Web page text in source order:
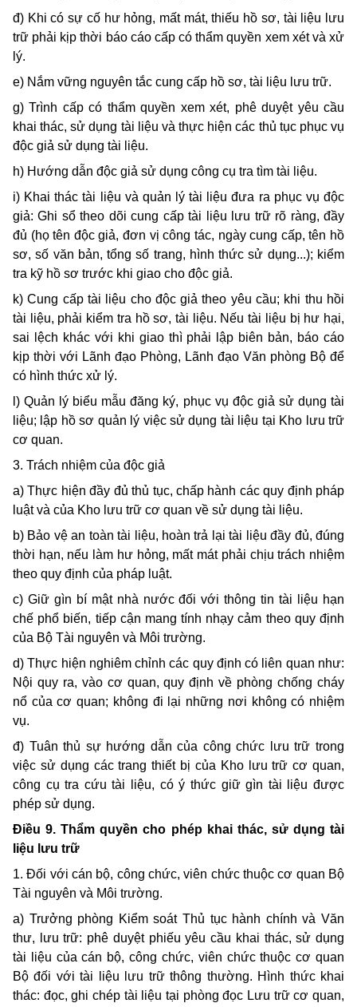
đ) Khi có sự cố hư hỏng, mất mát, thiếu hồ sơ, tài liệu lưu
trữ phải kịp thời báo cáo cấp có thẩm quyền xem xét và xử
lý.
e) Nắm vững nguyên tắc cung cấp hồ sơ, tài liệu lưu trữ.
g) Trình cấp có thẩm quyền xem xét, phê duyệt yêu cầu
khai thác, sử dụng tài liệu và thực hiện các thủ tục phục vụ
độc giả sử dụng tài liệu.
h) Hướng dẫn độc giả sử dụng công cụ tra tìm tài liệu.
i) Khai thác tài liệu và quản lý tài liệu đưa ra phục vụ độc
giả: Ghi sổ theo dõi cung cấp tài liệu lưu trữ rõ ràng, đầy
đủ (họ tên độc giả, đơn vị công tác, ngày cung cấp, tên hồ
sơ, số văn bản, tổng số trang, hình thức sử dụng...); kiểm
tra kỹ hồ sơ trước khi giao cho độc giả.
k) Cung cấp tài liệu cho độc giả theo yêu cầu; khi thu hồi
tài liệu, phải kiểm tra hồ sơ, tài liệu. Nếu tài liệu bị hư hại,
sai lệch khác với khi giao thì phải lập biên bản, báo cáo
kịp thời với Lãnh đạo Phòng, Lãnh đạo Văn phòng Bộ để
có hình thức xử lý.
l) Quản lý biểu mẫu đăng ký, phục vụ độc giả sử dụng tài
liệu; lập hồ sơ quản lý việc sử dụng tài liệu tại Kho lưu trữ
cơ quan.
3. Trách nhiệm của độc giả
a) Thực hiện đầy đủ thủ tục, chấp hành các quy định pháp
luật và của Kho lưu trữ cơ quan về sử dụng tài liệu.
b) Bảo vệ an toàn tài liệu, hoàn trả lại tài liệu đầy đủ, đúng
thời hạn, nếu làm hư hỏng, mất mát phải chịu trách nhiệm
theo quy định của pháp luật.
c) Giữ gìn bí mật nhà nước đối với thông tin tài liệu hạn
chế phổ biến, tiếp cận mang tính nhạy cảm theo quy định
của Bộ Tài nguyên và Môi trường.
d) Thực hiện nghiêm chỉnh các quy định có liên quan như:
Nội quy ra, vào cơ quan, quy định về phòng chống cháy
nổ của cơ quan; không đi lại những nơi không có nhiệm
vụ.
đ) Tuân thủ sự hướng dẫn của công chức lưu trữ trong
việc sử dụng các trang thiết bị của Kho lưu trữ cơ quan,
công cụ tra cứu tài liệu, có ý thức giữ gìn tài liệu được
phép sử dụng.
Điều 9. Thẩm quyền cho phép khai thác, sử dụng tài
liệu lưu trữ
1. Đối với cán bộ, công chức, viên chức thuộc cơ quan Bộ
Tài nguyên và Môi trường.
a) Trưởng phòng Kiểm soát Thủ tục hành chính và Văn
thư, lưu trữ: phê duyệt phiếu yêu cầu khai thác, sử dụng
tài liệu của cán bộ, công chức, viên chức thuộc cơ quan
Bộ đối với tài liệu lưu trữ thông thường. Hình thức khai
thác: đọc, ghi chép tài liệu tại phòng đọc Lưu trữ cơ quan,